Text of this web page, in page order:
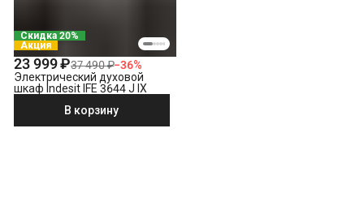
Скидка 20%
Акция
23 999 ₽37 490 ₽−36%
Электрический духовой
шкаф Indesit IFE 3644 J IX
В корзину